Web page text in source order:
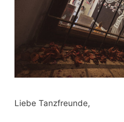
Liebe Tanzfreunde,